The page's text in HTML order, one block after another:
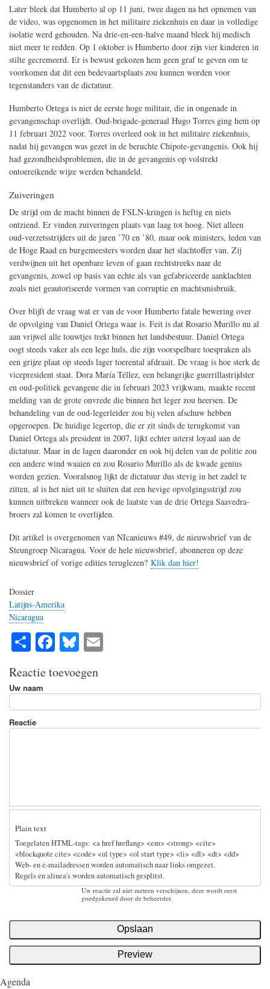
Later bleek dat Humberto al op 11 juni, twee dagen na het opnemen van
de video, was opgenomen in het militaire ziekenhuis en daar in volledige
isolatie werd gehouden. Na drie-en-een-halve maand bleek hij medisch
niet meer te redden. Op 1 oktober is Humberto door zijn vier kinderen in
stilte gecremeerd. Er is bewust gekozen hem geen graf te geven om te
voorkomen dat dit een bedevaartsplaats zou kunnen worden voor
tegenstanders van de dictatuur.
Humberto Ortega is niet de eerste hoge militair, die in ongenade in
gevangenschap overlijdt. Oud-brigade-generaal Hugo Torres ging hem op
11 februari 2022 voor. Torres overleed ook in het militaire ziekenhuis,
nadat hij gevangen was gezet in de beruchte Chipote-gevangenis. Ook hij
had gezondheidsproblemen, die in de gevangenis op volstrekt
ontoereikende wijze werden behandeld.
Zuiveringen
De strijd om de macht binnen de FSLN-kringen is heftig en niets
ontziend. Er vinden zuiveringen plaats van laag tot hoog. Niet alleen
oud-verzetsstrijders uit de jaren ’70 en ’80, maar ook ministers, leden van
de Hoge Raad en burgemeesters worden daar het slachtoffer van. Zij
verdwijnen uit het openbare leven of gaan rechtstreeks naar de
gevangenis, zowel op basis van echte als van gefabriceerde aanklachten
zoals niet geautoriseerde vormen van corruptie en machtsmisbruik.
Over blijft de vraag wat er van de voor Humberto fatale bewering over
de opvolging van Daniel Ortega waar is. Feit is dat Rosario Murillo nu al
aan vrijwel alle touwtjes trekt binnen het landsbestuur. Daniel Ortega
oogt steeds vaker als een lege huls, die zijn voorspelbare toespraken als
een grijze plaat op steeds lager toerental afdraait. De vraag is hoe sterk de
vicepresident staat. Dora María Téllez, een belangrijke guerrillastrijdster
en oud-politiek gevangene die in februari 2023 vrijkwam, maakte recent
melding van de grote onvrede die binnen het leger zou heersen. De
behandeling van de oud-legerleider zou bij velen afschuw hebben
opgeroepen. De huidige legertop, die er zit sinds de terugkomst van
Daniel Ortega als president in 2007, lijkt echter uiterst loyaal aan de
dictatuur. Maar in de lagen daaronder en ook bij delen van de politie zou
een andere wind waaien en zou Rosario Murillo als de kwade genius
worden gezien. Vooralsnog lijkt de dictatuur dus stevig in het zadel te
zitten, al is het niet uit te sluiten dat een hevige opvolgingsstrijd zou
kunnen uitbreken wanneer ook de laatste van de drie Ortega Saavedra-
broers zal komen te overlijden.
Dit artikel is overgenomen van NIcanieuws #49, de nieuwsbrief van de
Steungroep Nicaragua. Voor de hele nieuwsbrief, abonneren op deze
nieuwsbrief of vorige edities teruglezen? Klik dan hier!
Dossier
Latijns-Amerika
Nicaragua
S
ha
re
Fa
ce
bo
ok
Bl
ue
sk
y
Reactie toevoegen
Uw naam
Reactie
Plain text
Toegelaten HTML-tags: <a href hreflang> <em> <strong> <cite>
<blockquote cite> <code> <ul type> <ol start type> <li> <dl> <dt> <dd>
Web- en e-mailadressen worden automatisch naar links omgezet.
Regels en alinea's worden automatisch gesplitst.
Uw reactie zal niet meteen verschijnen, deze wordt eerst
goedgekeurd door de beheerder.
Agenda